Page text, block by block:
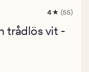
55
med
4 (55)
trådlös vit -